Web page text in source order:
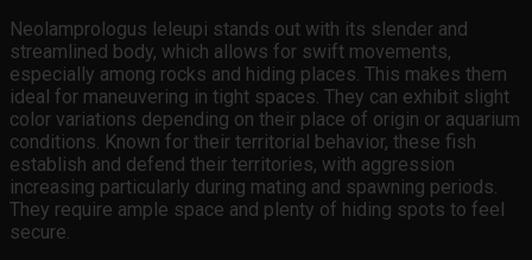
Neolamprologus leleupi stands out with its slender and
streamlined body, which allows for swift movements,
especially among rocks and hiding places. This makes them
ideal for maneuvering in tight spaces. They can exhibit slight
color variations depending on their place of origin or aquarium
conditions. Known for their territorial behavior, these fish
establish and defend their territories, with aggression
increasing particularly during mating and spawning periods.
They require ample space and plenty of hiding spots to feel
secure.